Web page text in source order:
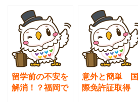
b
o
o
k
留学前の不安を
解消！？福岡で
意外と簡単 国
際免許証取得